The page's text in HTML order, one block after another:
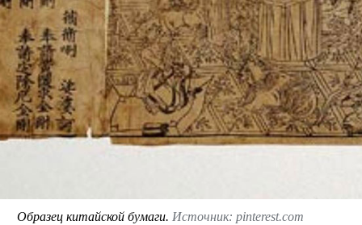
Образец китайской бумаги. Источник: pinterest.com